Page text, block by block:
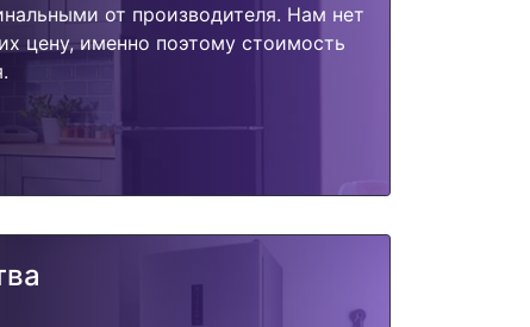
от производителя. Нам нет
цену, именно поэтому стоимость